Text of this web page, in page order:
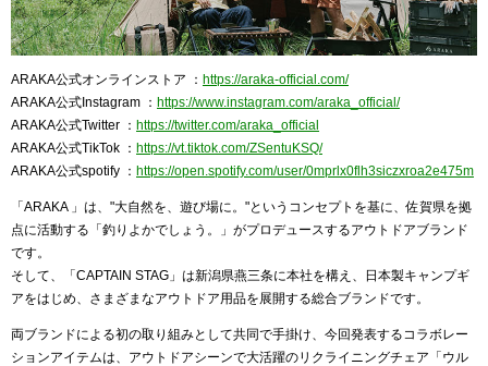
ARAKA公式オンラインストア ： https://araka-official.com/
ARAKA公式Instagram ： https://www.instagram.com/araka_official/
ARAKA公式Twitter ： https://twitter.com/araka_official
ARAKA公式TikTok ： https://vt.tiktok.com/ZSentuKSQ/
ARAKA公式spotify ： https://open.spotify.com/user/0mprlx0flh3siczxroa2e475m
「ARAKA 」は、"大自然を、遊び場に。"というコンセプトを基に、佐賀県を拠
点に活動する「釣りよかでしょう。」がプロデュースするアウトドアブランド
です。
そして、「CAPTAIN STAG」は新潟県燕三条に本社を構え、日本製キャンプギ
アをはじめ、さまざまなアウトドア用品を展開する総合ブランドです。
両ブランドによる初の取り組みとして共同で手掛け、今回発表するコラボレー
ションアイテムは、アウトドアシーンで大活躍のリクライニングチェア「ウル